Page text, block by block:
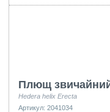
Плющ
Hedera helix Erecta
Артикул: 2041034